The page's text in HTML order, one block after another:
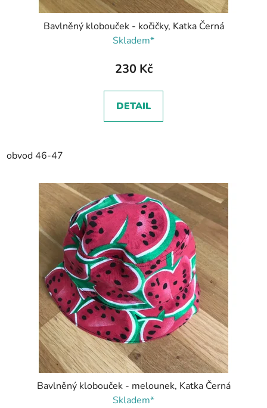
Bavlněný klobouček - kočičky, Katka Černá
Skladem*
230 Kč
DETAIL
obvod 46-47
Bavlněný klobouček - melounek, Katka Černá
Skladem*